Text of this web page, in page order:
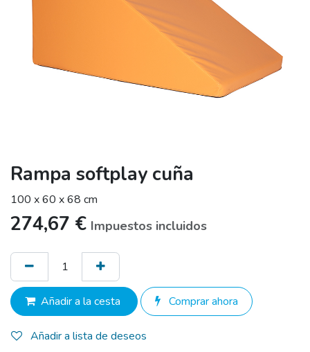
Rampa softplay cuña
100 x 60 x 68 cm
274,67 € Impuestos incluidos
Añadir a la cesta Comprar ahora
Añadir a lista de deseos